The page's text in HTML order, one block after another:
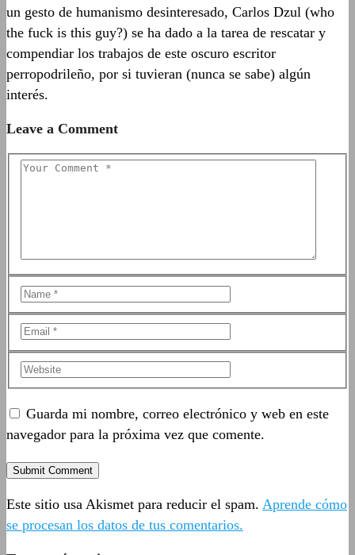
un gesto de humanismo desinteresado, Carlos Dzul (who
the fuck is this guy?) se ha dado a la tarea de rescatar y
compendiar los trabajos de este oscuro escritor
perropodrileño, por si tuvieran (nunca se sabe) algún
interés.
Leave a Comment
Guarda mi nombre, correo electrónico y web en este
navegador para la próxima vez que comente.
Este sitio usa Akismet para reducir el spam. Aprende cómo
se procesan los datos de tus comentarios.